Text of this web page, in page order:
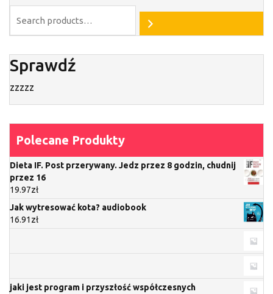
Sprawdź
zzzzz
Polecane Produkty
Dieta IF. Post przerywany. Jedz przez 8 godzin, chudnij
przez 16
19.97zł
Jak wytresować kota? audiobook
16.91 zł
jaki jest program i przyszłość współczesnych